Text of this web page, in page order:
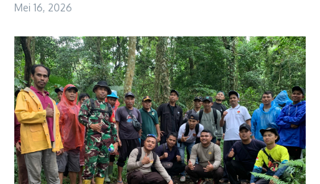
Mei 16, 2026